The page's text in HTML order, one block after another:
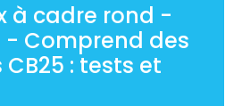
à cadre rond -
- Comprend des
: tests et